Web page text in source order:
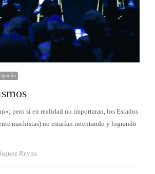
pero si en realidad no importaran, los Estados
machistas) no estarían intentando y logrando
Reyna